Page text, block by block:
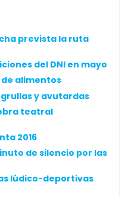
prevista la ruta
del DNI en mayo
alimentos
y avutardas
teatral
2016
de silencio por las
lúdico-deportivas